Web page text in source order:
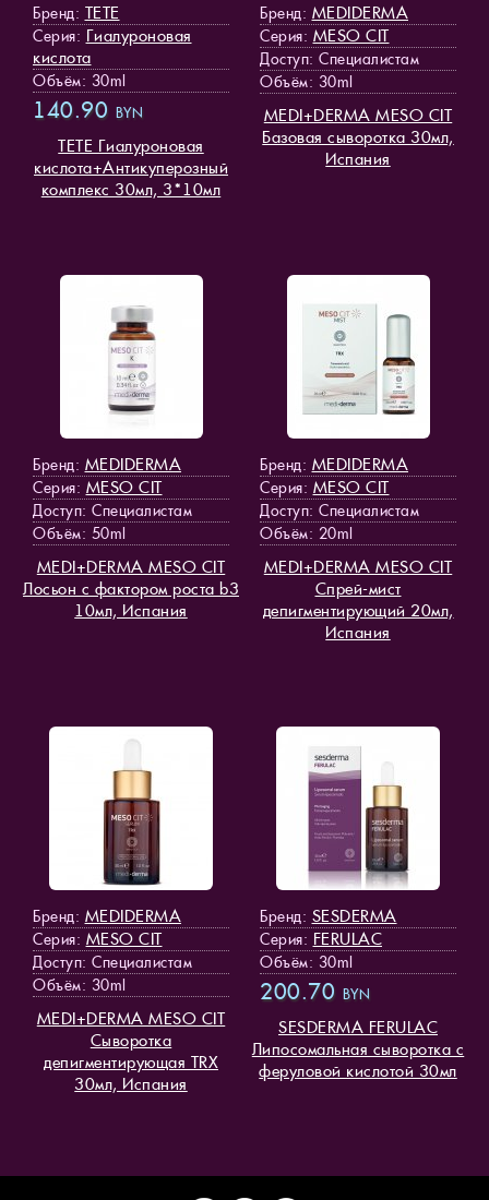
Бренд: TETE
Серия: Гиалуроновая
кислота
Объём: 30ml
140.90 BYN
TETE Гиалуроновая
кислота+Антикуперозный
комплекс 30мл, 3*10мл
Бренд: MEDIDERMA
Серия: MESO СIT
Доступ: Специалистам
Объём: 30ml
MEDI+DERMA MESO СIT
Базовая сыворотка 30мл,
Испания
Бренд: MEDIDERMA
Серия: MESO СIT
Доступ: Специалистам
Объём: 50ml
MEDI+DERMA MESO СIT
Лосьон с фактором роста b3
10мл, Испания
Бренд: MEDIDERMA
Серия: MESO СIT
Доступ: Специалистам
Объём: 20ml
MEDI+DERMA MESO СIT
Спрей-мист
депигментирующий 20мл,
Испания
Бренд: MEDIDERMA
Серия: MESO СIT
Доступ: Специалистам
Объём: 30ml
MEDI+DERMA MESO СIT
Сыворотка
депигментирующая TRX
30мл, Испания
Бренд: SESDERMA
Серия: FERULAC
Объём: 30ml
200.70 BYN
SESDERMA FERULAC
Липосомальная сыворотка с
феруловой кислотой 30мл